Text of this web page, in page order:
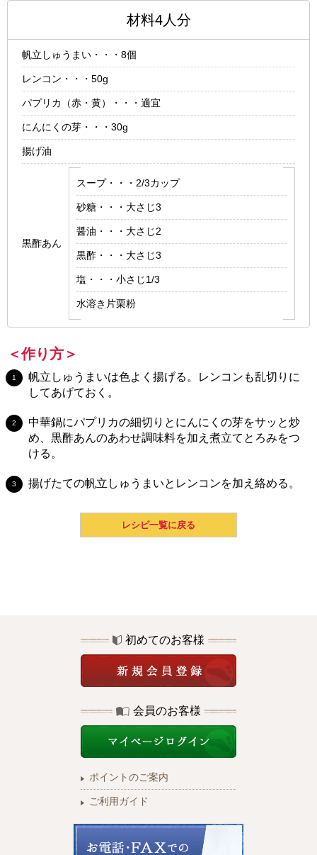
材料4人分
帆立しゅうまい・・・8個
レンコン・・・50g
パプリカ（赤・黄）・・・適宜
にんにくの芽・・・30g
揚げ油
黒酢あん
スープ・・・2/3カップ
砂糖・・・大さじ3
醤油・・・大さじ2
黒酢・・・大さじ3
塩・・・小さじ1/3
水溶き片栗粉
＜作り方＞
帆立しゅうまいは色よく揚げる。レンコンも乱切りに
してあげておく。
中華鍋にパプリカの細切りとにんにくの芽をサッと炒
め、黒酢あんのあわせ調味料を加え煮立てとろみをつ
ける。
揚げたての帆立しゅうまいとレンコンを加え絡める。
レシピ一覧に戻る
初めてのお客様
会員のお客様
ポイントのご案内
ご利用ガイド